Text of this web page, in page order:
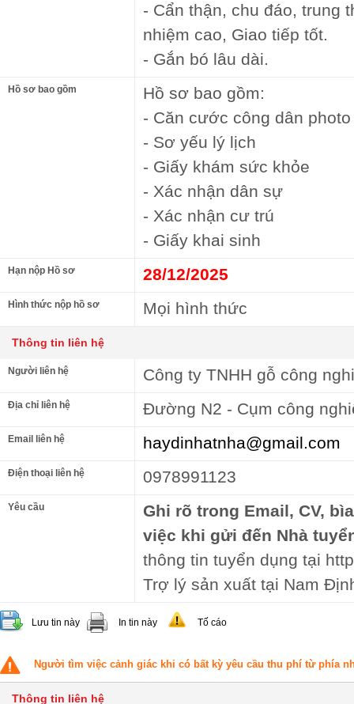
- Cẩn thận, chu đáo, trung
nhiệm cao, Giao tiếp tốt.
- Gắn bó lâu dài.
Hồ sơ bao gồm
Hồ sơ bao gồm:
- Căn cước công dân
- Sơ yếu lý lịch
- Giấy khám sức khỏe
- Xác nhận dân sự
- Xác nhận cư trú
- Giấy khai sinh
Hạn nộp Hồ sơ 28/12/2025
Hình thức nộp hồ sơ Mọi hình thức
Thông tin liên hệ
Người liên hệ Công ty TNHH gỗ công
Địa chỉ liên hệ Đường N2 - Cụm công
Email liên hệ haydinhatnha@gmail.com
Điện thoại liên hệ 0978991123
Yêu cầu
Ghi rõ trong Email, CV,
việc khi gửi đến Nhà
thông tin tuyển dụng tại
Trợ lý sản xuất tại Nam
Lưu tin này In tin này Tố cáo
Người tìm việc cảnh giác khi có bất kỳ yêu cầu thu phí từ phía
Thông tin liên hệ